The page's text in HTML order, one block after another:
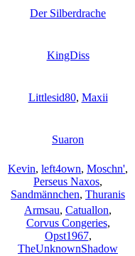
Der Silberdrache
KingDiss
Littlesid80, Maxii
Suaron
Kevin, left4own, Moschn',
Perseus Naxos,
Sandmännchen, Thuranis
Armsau, Catuallon,
Corvus Congeries,
Opst1967,
TheUnknownShadow